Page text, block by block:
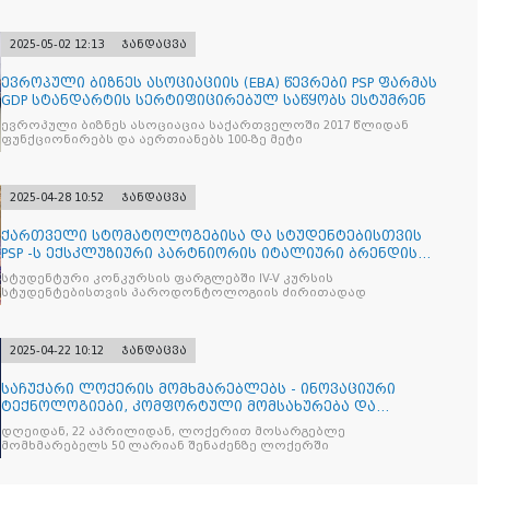
2025-05-02 12:13 ჯანდაცვა
ევროპული ბიზნეს ასოციაციის (EBA) წევრები PSP ფარმას
GDP სტანდარტის სერტიფიცირებულ საწყობს ესტუმრენ
ევროპული ბიზნეს ასოციაცია საქართველოში 2017 წლიდან
ფუნქციონირებს და აერთიანებს 100-ზე მეტი
2025-04-28 10:52 ჯანდაცვა
ქართველი სტომატოლოგებისა და სტუდენტებისთვის
PSP -ს ექსკლუზიური პარტნიორის იტალიური ბრენდის
Curasept-
სტუდენტური კონკურსის ფარგლებში IV-V კურსის
სტუდენტებისთვის პაროდონტოლოგიის ძირითადად
2025-04-22 10:12 ჯანდაცვა
საჩუქარი ლოქერის მომხმარებლებს - ინოვაციური
ტექნოლოგიები, კომფორტული მომსახურება და
ყოველთვის სარგებ
დღეიდან, 22 აპრილიდან, ლოქერით მოსარგებლე
მომხმარებელს 50 ლარიან შენაძენზე ლოქერში